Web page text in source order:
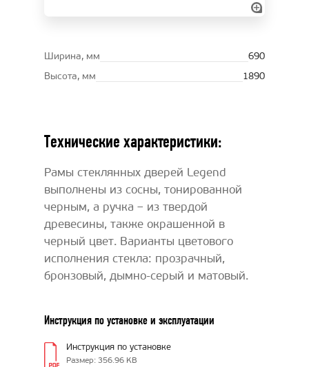
Ширина, мм
690
Высота, мм
1890
Технические характеристики:
Рамы стеклянных дверей Legend
выполнены из сосны, тонированной
черным, а ручка – из твердой
древесины, также окрашенной в
черный цвет. Варианты цветового
исполнения стекла: прозрачный,
бронзовый, дымно-серый и матовый.
Инструкция по установке и эксплуатации
Инструкция по установке
Размер: 356.96 KB